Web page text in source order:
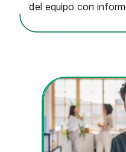
del equipo con